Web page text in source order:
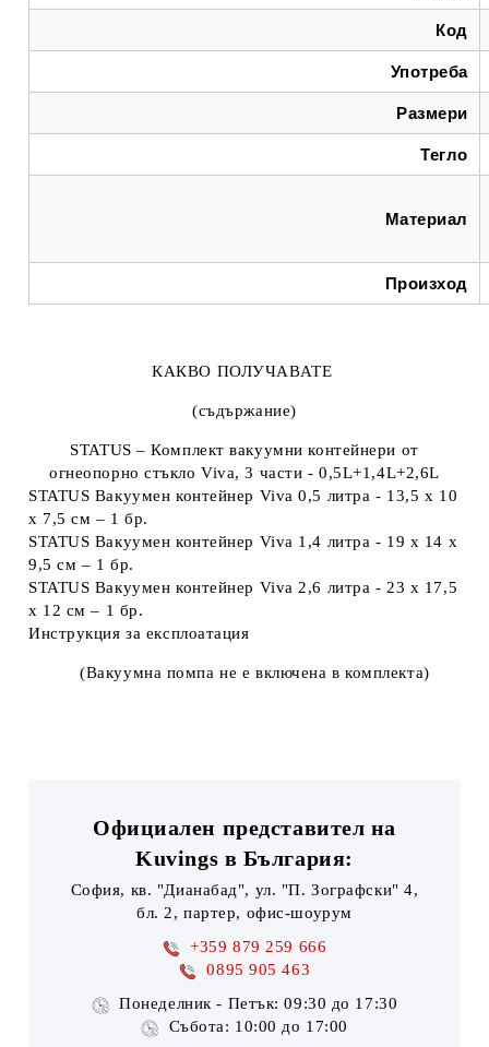
Код
Употреба
Размери
Тегло
Материал
Произход
КАКВО ПОЛУЧАВАТЕ
(съдържание)
STATUS – Комплект вакуумни контейнери от
огнеопорно стъкло Viva, 3 части - 0,5L+1,4L+2,6L
STATUS Вакуумен контейнер Viva 0,5 литра - 13,5 x 10
x 7,5 см – 1 бр.
STATUS Вакуумен контейнер Viva 1,4 литра - 19 x 14 x
9,5 см – 1 бр.
STATUS Вакуумен контейнер Viva 2,6 литра - 23 x 17,5
x 12 см – 1 бр.
Инструкция за експлоатация
(Вакуумна помпа не е включена в комплекта)
Официален представител на
Kuvings в България:
София, кв. "Дианабад", ул. "П. Зографски" 4,
бл. 2, партер, офис-шоурум
+359 879 259 666
0895 905 463
Понеделник - Петък: 09:30 до 17:30
Събота: 10:00 до 17:00